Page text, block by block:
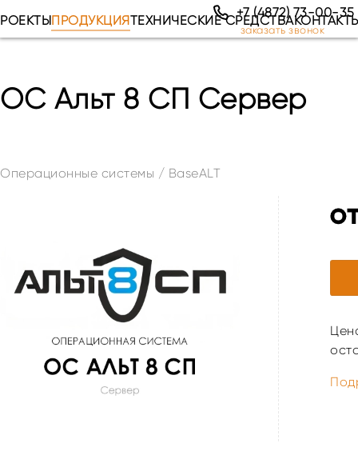
ПРОДУКЦИЯТЕХНИЧЕСКИЕ СРЕДСТВА+7 (4872) 73-00-35
заказать звонок
ОС Альт 8 СП Сервер
Операционные системы / BaseALT